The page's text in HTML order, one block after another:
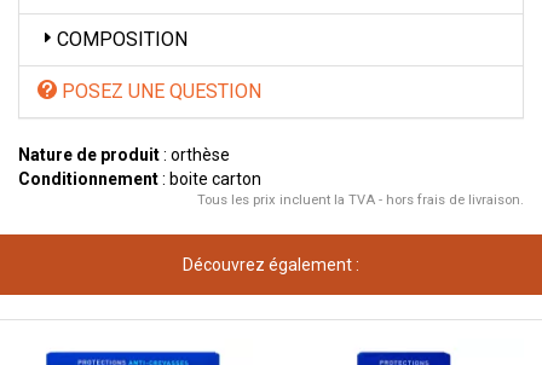
COMPOSITION
POSEZ UNE QUESTION
Nature de produit: orthèse
Conditionnement: boite carton
Tous les prix incluent la TVA - hors frais de livraison.
Découvrez également :